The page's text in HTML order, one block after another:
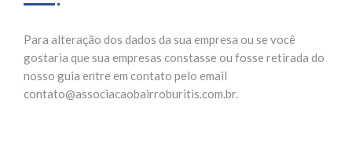
Para alteração dos dados da sua empresa ou se você
gostaria que sua empresas constasse ou fosse retirada do
nosso guia entre em contato pelo email
contato@associacaobairroburitis.com.br.